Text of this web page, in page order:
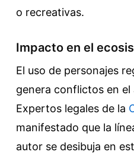
o recreativas.
Impacto en el
El uso de personajes
genera conflictos en
Expertos legales de la
manifestado que la
autor se desibuja en